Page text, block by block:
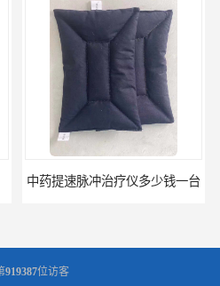
武威天水康达中药提速治疗仪
919387位访客